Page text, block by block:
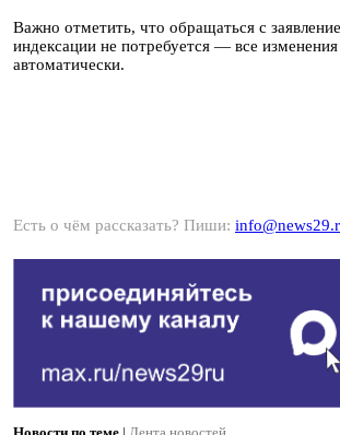
Важно отметить, что обращаться с
индексации не потребуется — все
автоматически.
Есть о чём рассказать? Пиши: